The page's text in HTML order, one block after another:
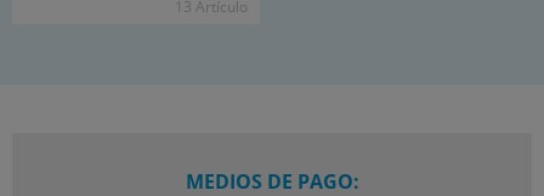
13 Artículo
MEDIOS DE PAGO: